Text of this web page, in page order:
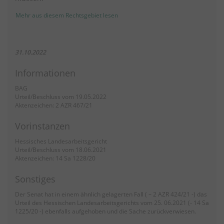
Mehr aus diesem Rechtsgebiet lesen
31.10.2022
Informationen
BAG
Urteil/Beschluss vom 19.05.2022
Aktenzeichen: 2 AZR 467/21
Vorinstanzen
Hessisches Landesarbeitsgericht
Urteil/Beschluss vom 18.06.2021
Aktenzeichen: 14 Sa 1228/20
Sonstiges
Der Senat hat in einem ähnlich gelagerten Fall ( – 2 AZR 424/21 -) das
Urteil des Hessischen Landesarbeitsgerichts vom 25. 06.2021 (- 14 Sa
1225/20 -) ebenfalls aufgehoben und die Sache zurückverwiesen.